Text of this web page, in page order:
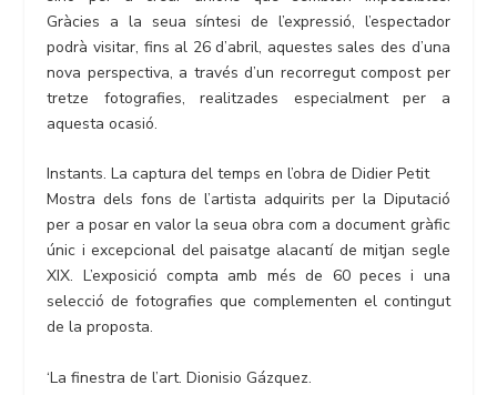
Gràcies a la seua síntesi de l’expressió, l’espectador
podrà visitar, fins al 26 d’abril, aquestes sales des d’una
nova perspectiva, a través d’un recorregut compost per
tretze fotografies, realitzades especialment per a
aquesta ocasió.
Instants. La captura del temps en l’obra de Didier Petit
Mostra dels fons de l’artista adquirits per la Diputació
per a posar en valor la seua obra com a document gràfic
únic i excepcional del paisatge alacantí de mitjan segle
XIX. L’exposició compta amb més de 60 peces i una
selecció de fotografies que complementen el contingut
de la proposta.
‘La finestra de l’art. Dionisio Gázquez.